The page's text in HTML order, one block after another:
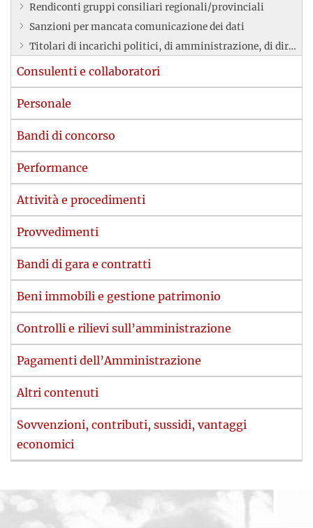
Rendiconti gruppi consiliari regionali/provinciali
Sanzioni per mancata comunicazione dei dati
Titolari di incarichi politici, di amministrazione, di direzione o di governo
Consulenti e collaboratori
Personale
Bandi di concorso
Performance
Attività e procedimenti
Provvedimenti
Bandi di gara e contratti
Beni immobili e gestione patrimonio
Controlli e rilievi sull’amministrazione
Pagamenti dell’Amministrazione
Altri contenuti
Sovvenzioni, contributi, sussidi, vantaggi
economici